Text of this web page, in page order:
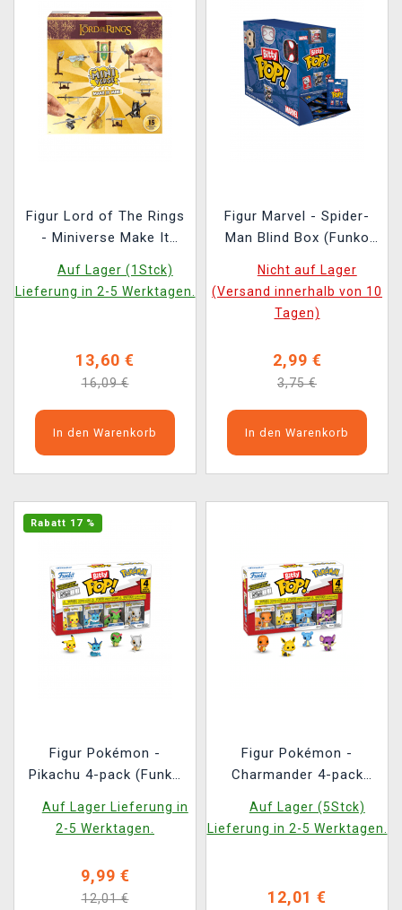
Figur Lord of The Rings
- Miniverse Make It
Auf Lager (1Stck)
Lieferung in 2-5 Werktagen.
13,60 €
16,09 €
In den Warenkorb
Figur Marvel - Spider-
Man Blind Box (Funko
Auswahl)
Nicht auf Lager
(Versand innerhalb von 10
Tagen)
2,99 €
3,75 €
In den Warenkorb
Rabatt 17 %
Figur Pokémon -
Pikachu 4-pack (Funko
Auf Lager Lieferung in
2-5 Werktagen.
9,99 €
12,01 €
Figur Pokémon -
Charmander 4-pack
Auf Lager (5Stck)
Lieferung in 2-5 Werktagen.
12,01 €